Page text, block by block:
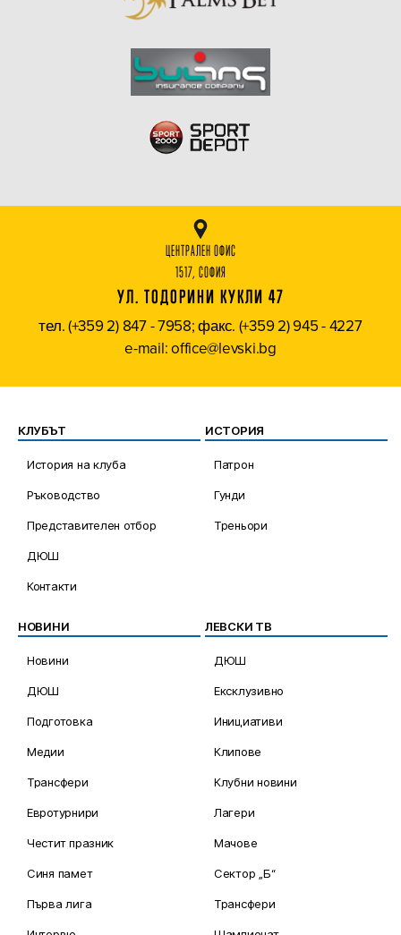
ЦЕНТРАЛЕН ОФИС
1517, СОФИЯ
УЛ. ТОДОРИНИ КУКЛИ 47
тел. (+359 2) 847 - 7958; факс. (+359 2) 945 - 4227
e-mail: office@levski.bg
КЛУБЪТ
История на клуба
Ръководство
Представителен отбор
ДЮШ
Контакти
ИСТОРИЯ
Патрон
Гунди
Треньори
НОВИНИ
Новини
ДЮШ
Подготовка
Медии
Трансфери
Евротурнири
Честит празник
Синя памет
Първа лига
ЛЕВСКИ ТВ
ДЮШ
Ексклузивно
Инициативи
Клипове
Клубни новини
Лагери
Мачове
Сектор „Б“
Трансфери